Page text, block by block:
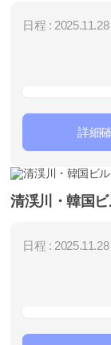
日程 :
詳細
清渓川・韓国ビ
日程 :